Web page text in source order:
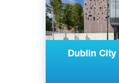
Dublin City